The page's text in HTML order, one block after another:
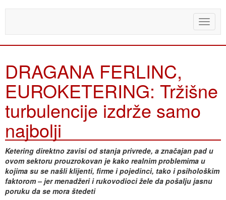
Toggle
DRAGANA FERLINC,
EUROKETERING: Tržišne
turbulencije izdrže samo
najbolji
Ketering direktno zavisi od stanja privrede, a značajan pad u
ovom sektoru prouzrokovan je kako realnim problemima u
kojima su se našli klijenti, firme i pojedinci, tako i psihološkim
faktorom – jer menadžeri i rukovodioci žele da pošalju jasnu
poruku da se mora štedeti